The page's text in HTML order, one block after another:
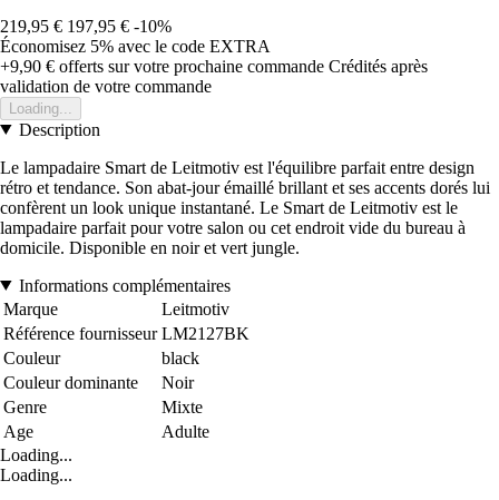
219,95 € 197,95 € -10%
Économisez 5% avec le code EXTRA
+9,90 € offerts sur votre prochaine commande Crédités après
validation de votre commande
Loading...
Description
Le lampadaire Smart de Leitmotiv est l'équilibre parfait entre design
rétro et tendance. Son abat-jour émaillé brillant et ses accents dorés lui
confèrent un look unique instantané. Le Smart de Leitmotiv est le
lampadaire parfait pour votre salon ou cet endroit vide du bureau à
domicile. Disponible en noir et vert jungle.
Informations complémentaires
Marque
Leitmotiv
Référence fournisseur LM2127BK
Couleur
black
Couleur dominante
Noir
Genre
Mixte
Age
Adulte
Loading...
Loading...